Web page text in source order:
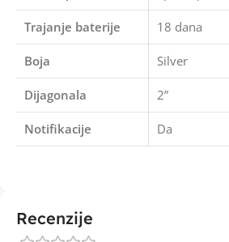
Trajanje baterije 18 dana
Boja Silver
Dijagonala 2”
Notifikacije Da
Recenzije